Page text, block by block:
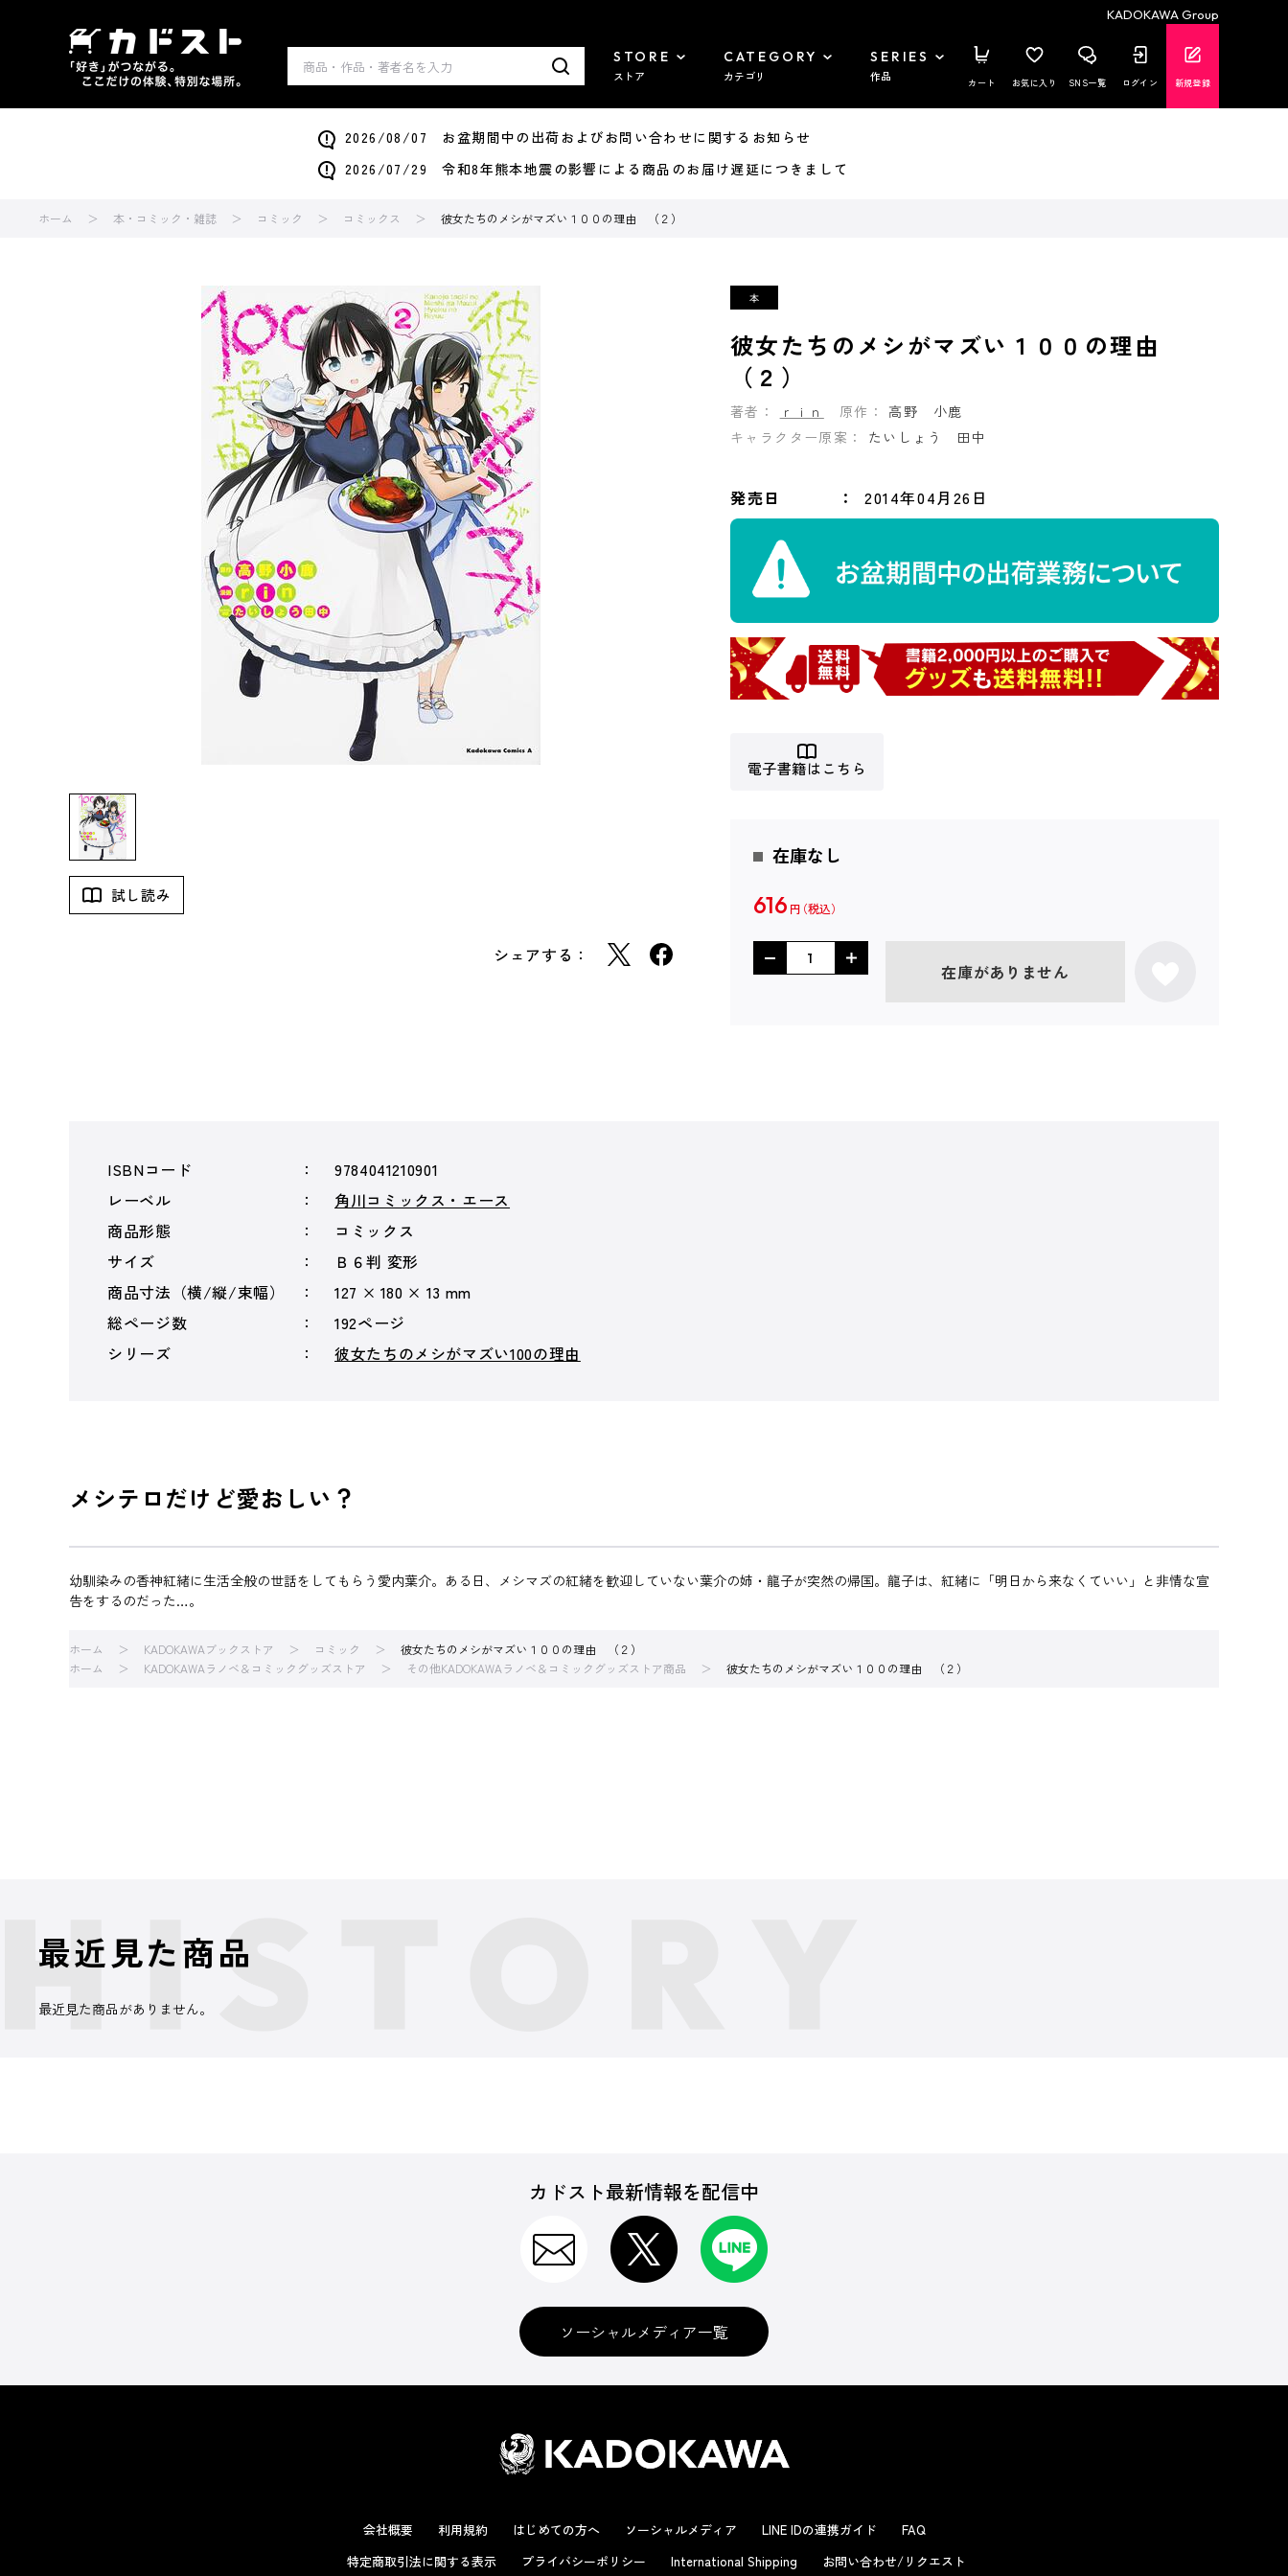
KADOKAWA Group
STORE
ストア
CATEGORY
カテゴリ
SERIES
作品 カート お気に入り SNS一覧 ログイン 新規登録
2026/08/07 お盆期間中の出荷およびお問い合わせに関するお知らせ
2026/07/29 令和8年熊本地震の影響による商品のお届け遅延につきまして
ホーム 本・コミック・雑誌 コミック コミックス 彼女たちのメシがマズい１００の理由 （２）
試し読み
シェアする：
彼女たちのメシがマズい１００の理由
（２）
著者： ｒｉｎ 原作：
高野 小鹿
キャラクター原案：
たいしょう 田中
発売日 2014年04月26日
電子書籍はこちら
在庫なし
616 円
在庫がありません
ISBNコード
9784041210901
レーベル
角川コミックス・エース
商品形態
コミックス
サイズ
Ｂ６判 変形
商品寸法（横/縦/束幅）
127 × 180 × 13 mm
総ページ数
192ページ
シリーズ
彼女たちのメシがマズい100の理由
メシテロだけど愛おしい？
幼馴染みの香神紅緒に生活全般の世話をしてもらう愛内葉介。ある日、メシマズの紅緒を歓迎していない葉介の姉・龍子が突然の帰国。龍子は、紅緒に「明日から来なくていい」と非情な宣
告をするのだった…。
ホーム KADOKAWAブックストア コミック
彼女たちのメシがマズい１００の理由 （２）
ホーム
KADOKAWAラノベ＆コミックグッズストア その他KADOKAWAラノベ＆コミックグッズストア商品 彼女たちのメシがマズい１００の理由 （２）
最近見た商品
最近見た商品がありません。
カドスト最新情報を配信中
ソーシャルメディア一覧
会社概要 利用規約 はじめての方へ ソーシャルメディア LINE IDの連携ガイド
FAQ
特定商取引法に関する表示
プライバシーポリシー International Shipping お問い合わせ/リクエスト